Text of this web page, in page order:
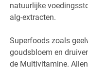
natuurlijke
alg-extracten.
Superfoods zoals
goudsbloem en
de Multivitamine.